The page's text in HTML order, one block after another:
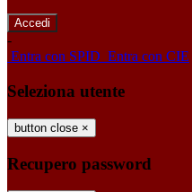
-
Entra con SPID Entra con CIE
Seleziona utente
button close ×
Recupero password